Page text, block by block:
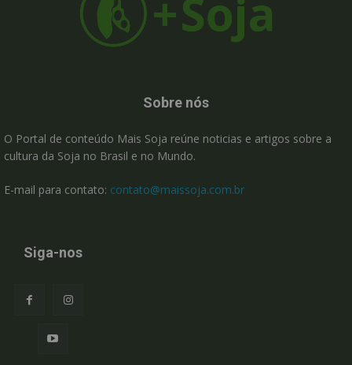
Sobre nós
O Portal de conteúdo Mais Soja reúne noticias e artigos sobre a
cultura da Soja no Brasil e no Mundo.
E-mail para contato: contato@maissoja.com.br
Siga-nos